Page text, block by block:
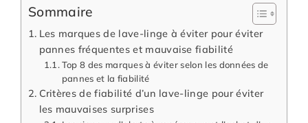
Sommaire
Les marques de lave-linge à éviter pour éviter
pannes fréquentes et mauvaise fiabilité
Top 8 des marques à éviter selon les données de
pannes et la fiabilité
Critères de fiabilité d’un lave-linge pour éviter
les mauvaises surprises